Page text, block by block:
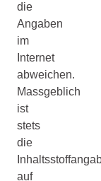
die
Angaben
im
Internet
abweichen.
Massgeblich
ist
stets
die
auf